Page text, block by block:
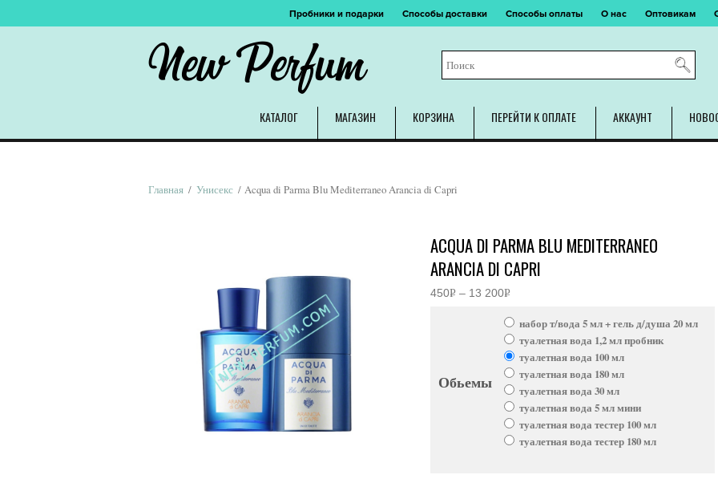
Пробники и подарки Способы доставки Способы оплаты О нас Оптовикам
New Perfum
КАТАЛОГ МАГАЗИН КОРЗИНА ПЕРЕЙТИ К ОПЛАТЕ АККАУНТ
Главная / Унисекс / Acqua di Parma Blu Mediterraneo Arancia di Capri
ACQUA DI PARMA BLU MEDITERRANEO
ARANCIA DI CAPRI
450Р – 13 200Р
Обьемы
набор т/вода 5 мл + гель д/душа 20 мл
туалетная вода 1,2 мл пробник
туалетная вода 100 мл
туалетная вода 180 мл
туалетная вода 30 мл
туалетная вода 5 мл мини
туалетная вода тестер 100 мл
туалетная вода тестер 180 мл